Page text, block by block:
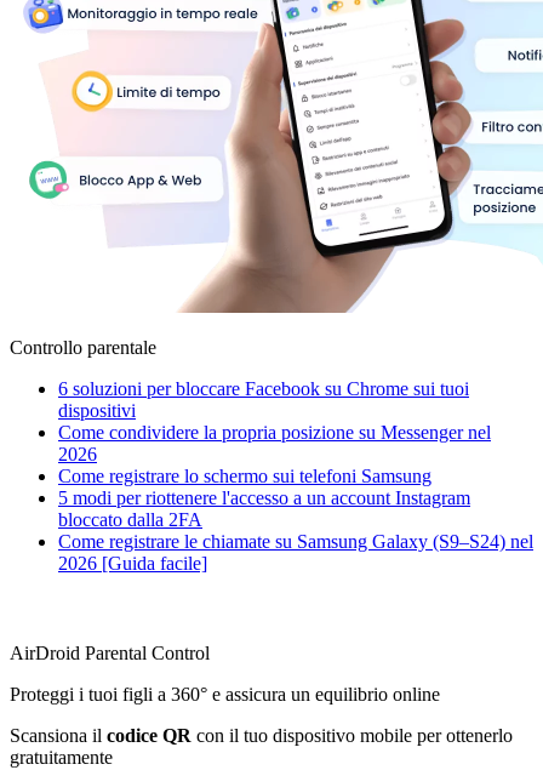
Controllo parentale
6 soluzioni per bloccare Facebook su Chrome sui tuoi
dispositivi
Come condividere la propria posizione su Messenger nel
2026
Come registrare lo schermo sui telefoni Samsung
5 modi per riottenere l'accesso a un account Instagram
bloccato dalla 2FA
Come registrare le chiamate su Samsung Galaxy (S9–S24) nel
2026 [Guida facile]
AirDroid Parental Control
Proteggi i tuoi figli a 360° e assicura un equilibrio online
Scansiona il codice QR con il tuo dispositivo mobile per ottenerlo
gratuitamente